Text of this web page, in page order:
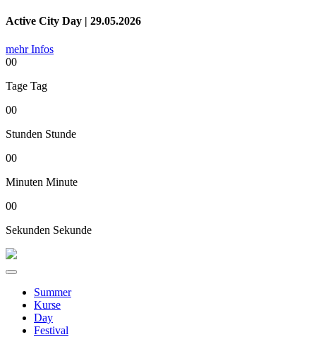
Active City Day | 29.05.2026
mehr Infos
00
Tage Tag
00
Stunden Stunde
00
Minuten Minute
00
Sekunden Sekunde
Summer
Kurse
Day
Festival